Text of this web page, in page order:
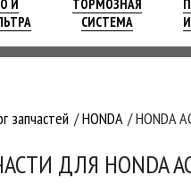
И
ТОРМОЗНАЯ
СИСТЕМА
запчастей HONDA HONDA
ДЛЯ HONDA